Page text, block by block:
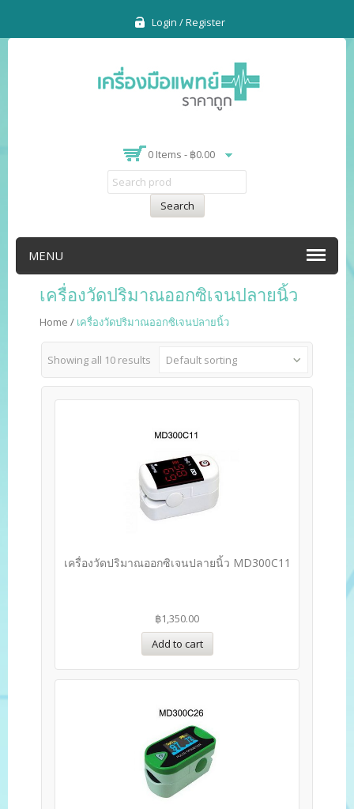
Login / Register
0 Items - ฿0.00
Search
MENU
เครื่องวัดปริมาณออกซิเจนปลายนิ้ว
Home / เครื่องวัดปริมาณออกซิเจนปลายนิ้ว
Showing all 10 results Default sorting
เครื่องวัดปริมาณออกซิเจนปลายนิ้ว MD300C11
฿1,350.00
Add to cart